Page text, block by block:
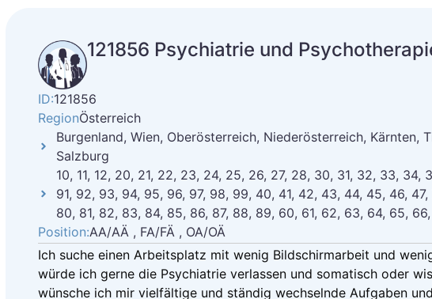
121856 Psychiatrie und
ID:121856
RegionÖsterreich
Burgenland, Wien, Oberösterreich, Niederösterreich, Kärnten,
Salzburg
10, 11, 12, 20, 21, 22, 23, 24, 25, 26, 27, 28, 30, 31, 32, 33, 34,
91, 92, 93, 94, 95, 96, 97, 98, 99, 40, 41, 42, 43, 44, 45, 46,
80, 81, 82, 83, 84, 85, 86, 87, 88, 89, 60, 61, 62, 63, 64, 65,
Position:AA/AÄ , FA/FÄ , OA/OÄ
Ich suche einen Arbeitsplatz mit wenig Bildschirmarbeit und
würde ich gerne die Psychiatrie verlassen und somatisch oder
wünsche ich mir vielfältige und ständig wechselnde Aufgaben